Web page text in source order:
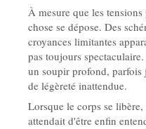
À mesure que les
chose se dépose. Des
croyances limitantes
pas toujours
un soupir profond, parfois
de légèreté inattendue.
Lorsque le corps se
attendait d'être enfin